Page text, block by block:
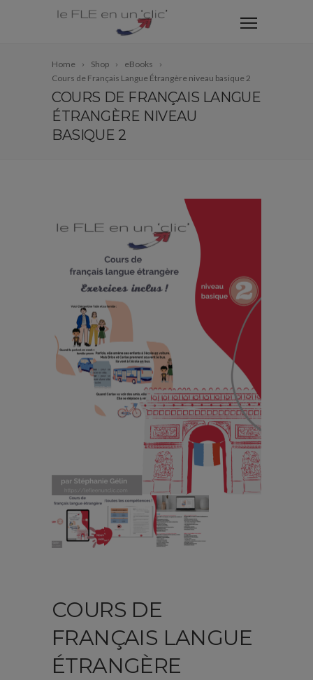
Home Shop
eBooks
Cours de Français Langue Étrangère niveau basique 2
COURS DE FRANÇAIS LANGUE
ÉTRANGÈRE NIVEAU
BASIQUE 2
COURS DE
FRANÇAIS LANGUE
ÉTRANGÈRE